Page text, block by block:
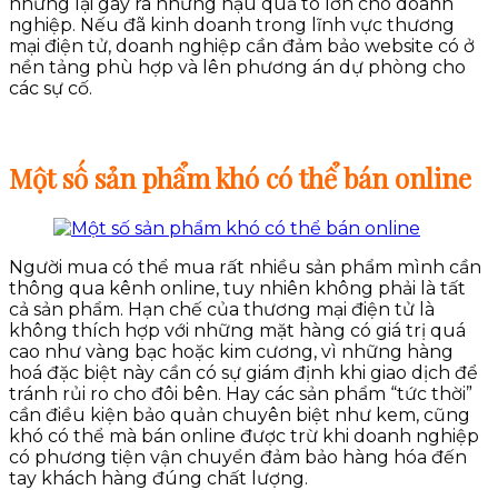
nghiệp. Nếu đã kinh doanh trong lĩnh vực thương
mại điện tử, doanh nghiệp cần đảm bảo website có ở
nền tảng phù hợp và lên phương án dự phòng cho
các sự cố.
Một số sản phẩm khó có thể bán online
Người mua có thể mua rất nhiều sản phẩm mình cần
thông qua kênh online, tuy nhiên không phải là tất
cả sản phẩm. Hạn chế của thương mại điện tử là
không thích hợp với những mặt hàng có giá trị quá
cao như vàng bạc hoặc kim cương, vì những hàng
hoá đặc biệt này cần có sự giám định khi giao dịch để
tránh rủi ro cho đôi bên. Hay các sản phẩm “tức thời”
cần điều kiện bảo quản chuyên biệt như kem, cũng
khó có thể mà bán online được trừ khi doanh nghiệp
có phương tiện vận chuyển đảm bảo hàng hóa đến
tay khách hàng đúng chất lượng.